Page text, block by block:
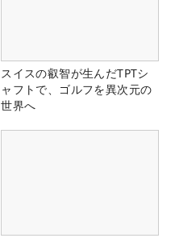
スイスの叡智が生んだTPTシ
ャフトで、ゴルフを異次元の
世界へ